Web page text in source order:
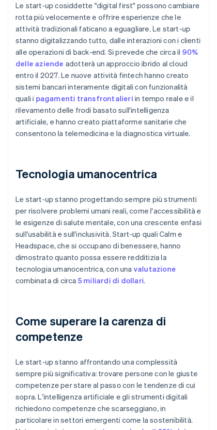
Le start-up cosiddette "digital first" possono cambiare
rotta più velocemente e offrire esperienze che le
attività tradizionali faticano a eguagliare. Le start-up
stanno digitalizzando tutto, dalle interazioni con i clienti
alle operazioni di back-end. Si prevede che circa il 90%
delle aziende adotterà un approccio ibrido al cloud
entro il 2027. Le nuove attività fintech hanno creato
sistemi bancari interamente digitali con funzionalità
quali i pagamenti transfrontalieri in tempo reale e il
rilevamento delle frodi basato sull'intelligenza
artificiale, e hanno creato piattaforme sanitarie che
consentono la telemedicina e la diagnostica virtuale.
Tecnologia umanocentrica
Le start-up stanno progettando sempre più strumenti
per risolvere problemi umani reali, come l'accessibilità e
le esigenze di salute mentale, con una crescente enfasi
sull'usabilità e sull'inclusività. Start-up quali Calm e
Headspace, che si occupano di benessere, hanno
dimostrato quanto possa essere redditizia la
tecnologia umanocentrica, con una valutazione
combinata di circa 5 miliardi di dollari.
Come superare la carenza di
competenze
Le start-up stanno affrontando una complessità
sempre più significativa: trovare persone con le giuste
competenze per stare al passo con le tendenze di cui
sopra. L'intelligenza artificiale e gli strumenti digitali
richiedono competenze che scarseggiano, in
particolare in settori emergenti come la sostenibilità.